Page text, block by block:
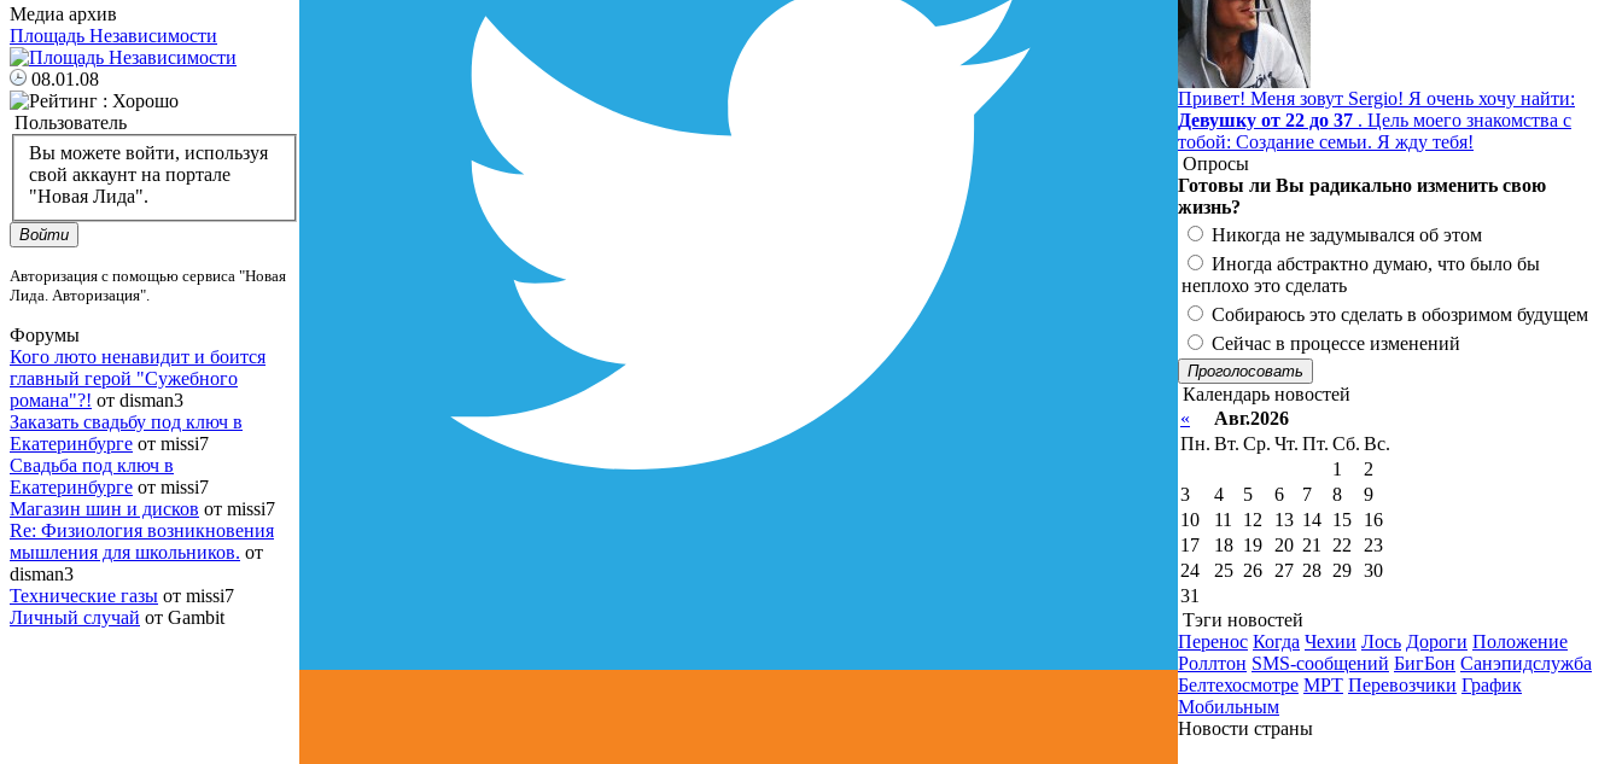
Медиа архив
Площадь Независимости
08.01.08
Пользователь
Вы можете войти, используя
свой аккаунт на портале
"Новая Лида".
Войти
Авторизация с помощью сервиса "Новая
Лида. Авторизация".
Форумы
Кого люто ненавидит и боится
главный герой "Сужебного
романа"?! от disman3
Заказать свадьбу под ключ в
Екатеринбурге от missi7
Cвадьба под ключ в
Екатеринбурге от missi7
Магазин шин и дисков от missi7
Re: Физиология возникновения
мышления для школьников. от
disman3
Технические газы от missi7
Личный случай от Gambit
Привет! Меня зовут Sergio! Я очень хочу найти:
Девушку от 22 до 37 . Цель моего знакомства с
тобой: Создание семьи. Я жду тебя!
Опросы
Готовы ли Вы радикально изменить свою
жизнь?
Никогда не задумывался об этом
Иногда абстрактно думаю, что было бы
неплохо это сделать
Собираюсь это сделать в обозримом будущем
Сейчас в процессе изменений
Проголосовать
Календарь новостей
«
Авг.2026
Пн. Вт. Ср. Чт. Пт. Сб. Вс.
1
2
3
4 5 6 7 8
9
10
11 12 13 14 15
16
17
18 19 20 21 22
23
24
25 26 27 28 29 30
31
Тэги новостей
Перенос Когда Чехии Лось Дороги Положение
Роллтон SMS-сообщений БигБон Санэпидслужба
Белтехосмотре МРТ Перевозчики График
Мобильным
Новости страны